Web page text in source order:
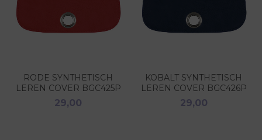
RODE SYNTHETISCH
LEREN COVER BGC425P
29,00
KOBALT SYNTHETISCH
LEREN COVER BGC426P
29,00